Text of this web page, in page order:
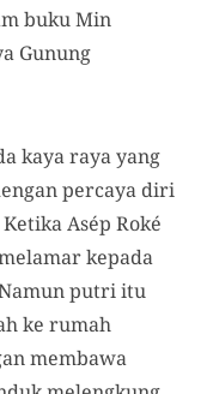
buku Min
Gunung
kaya raya yang
percaya diri
Asép Roké
kepada
putri itu
ke rumah
membawa